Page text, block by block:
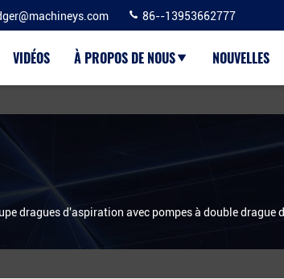
86--13953662777
VIDÉOS À PROPOS DE NOUS NOUVELLES
dragues d'aspiration avec pompes à double drague